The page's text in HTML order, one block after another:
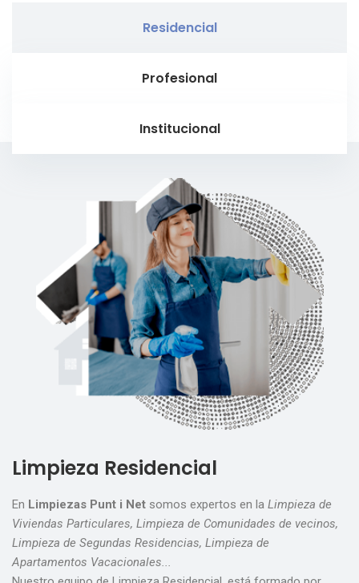
Residencial
Profesional
Institucional
Limpieza Residencial
En Limpiezas Punt i Net somos expertos en la Limpieza de
Viviendas Particulares, Limpieza de Comunidades de vecinos,
Limpieza de Segundas Residencias, Limpieza de
Apartamentos Vacacionales...